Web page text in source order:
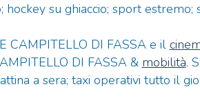
hockey su ghiaccio; sport
CAMPITELLO DI FASSA e il
DI FASSA & mobilità.
a sera; taxi operativi tutto il